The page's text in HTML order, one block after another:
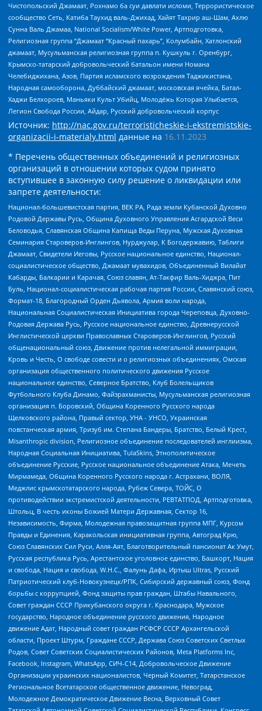
Чистопольский Джамаат, Рохнамо ба суи давлати исломи, Террористическое
сообщество Сеть, Катиба Таухид валь-Джихад, Хайят Тахрир аш-Шам, Ахлю
Сунна Валь Джамаа, National Socialism/White Power, Артподготовка,
Религиозная группа “Джамаат “Красный пахарь”, Колумбайн, Хатлонский
джамаат, Мусульманская религиозная группа п. Кушкуль г. Оренбург,
Крымско-татарский добровольческий батальон имени Номана
Челебиджихана, Азов, Партия исламского возрождения Таджикистана,
Народная самооборона, Дуббайский джамаат, московская ячейка, Батал-
Хаджи Белхороев, Маньяки Культ Убийц, Молодёжь Которая Улыбается,
Легион Свобода России, Айдар, Русский добровольческий корпус
Источник: http://nac.gov.ru/terroristicheskie-i-ekstremistskie-
organizacii-i-materialy.html данные на 16.11.2023
* Перечень общественных объединений и религиозных
организаций в отношении которых судом принято
вступившее в законную силу решение о ликвидации или
запрете деятельности:
Национал-большевистская партия, ВЕК РА, Рада земли Кубанской Духовно
Родовой Державы Русь, Община Духовного Управления Асгардской Веси
Беловодья, Славянская Община Капища Веды Перуна, Мужская Духовная
Семинария Староверов-Инглингов, Нурджулар, К Богодержавию, Таблиги
Джамаат, Свидетели Иеговы, Русское национальное единство, Национал-
социалистическое общество, Джамаат мувахидов, Объединенный Вилайат
Кабарды, Балкарии и Карачая, Союз славян, Ат-Такфир Валь-Хиджра, Пит
Буль, Национал-социалистическая рабочая партия России, Славянский союз,
Формат-18, Благородный Орден Дьявола, Армия воли народа,
Национальная Социалистическая Инициатива города Череповца, Духовно-
Родовая Держава Русь, Русское национальное единство, Древнерусской
Инглистической церкви Православных Староверов-Инглингов, Русский
общенациональный союз, Движение против нелегальной иммиграции,
Кровь и Честь, О свободе совести и о религиозных объединениях, Омская
организация общественного политического движения Русское
национальное единство, Северное Братство, Клуб Болельщиков
Футбольного Клуба Динамо, Файзрахманисты, Мусульманская религиозная
организация п. Боровский, Община Коренного Русского народа
Щелковского района, Правый сектор, УНА - УНСО, Украинская
повстанческая армия, Тризуб им. Степана Бандеры, Братство, Белый Крест,
Misanthropic division, Религиозное объединение последователей инглиизма,
Народная Социальная Инициатива, TulaSkins, Этнополитическое
объединение Русские, Русское национальное объединение Атака, Мечеть
Мирмамеда, Община Коренного Русского народа г. Астрахани, ВОЛЯ,
Меджлис крымскотатарского народа, Рубеж Севера, ТОЙС, О
противодействии экстремистской деятельности, РЕВТАТПОД, Артподготовка,
Штольц, В честь иконы Божией Матери Державная, Сектор 16,
Независимость, Фирма, Молодежная правозащитная группа МПГ, Курсом
Правды и Единения, Каракольская инициативная группа, Автоград Крю,
Союз Славянских Сил Руси, Алля-Аят, Благотворительный пансионат Ак Умут,
Русская республика Русь, Арестантское уголовное единство, Башкорт, Нация
и свобода, Нация и свобода, W.H.С., Фалунь Дафа, Иртыш Ultras, Русский
Патриотический клуб-Новокузнецк/РПК, Сибирский державный союз, Фонд
борьбы с коррупцией, Фонд защиты прав граждан, Штабы Навального,
Совет граждан СССР Прикубанского округа г. Краснодара, Мужское
государство, Народное объединение русского движения, Народное
движение Адат, Народный совет граждан РСФСР СССР Архангельской
области, Проект Штурм, Граждане СССР, Держава Союз Советских Светлых
Родов, Совет Советских Социалистических Районов, Meta Platforms Inc,
Facebook, Instagram, WhatsApp, СИЧ-С14, Добровольческое Движение
Организации украинских националистов, Черный Комитет, Татарстанское
Региональное Всетатарское общественное движение, Невоград,
Молодежное Демократическое Движение Весна, Верховный Совет